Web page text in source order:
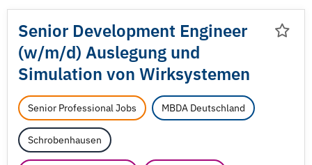
Senior Development Engineer
(w/m/d) Auslegung und
Simulation von Wirksystemen
Senior Professional Jobs MBDA Deutschland
Schrobenhausen